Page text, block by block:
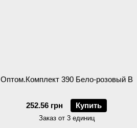
Оптом.Комплект 390 Бело-розовый B
252.56 грн Купить
Заказ от 3 единиц